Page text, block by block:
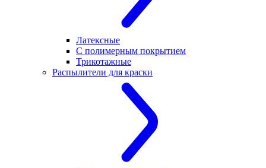
Латексные
С полимерным покрытием
Трикотажные
Распылители для краски